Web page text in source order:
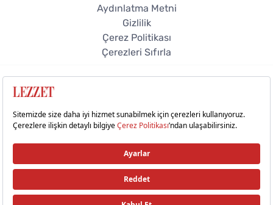
Aydınlatma Metni
Gizlilik
Çerez Politikası
Çerezleri Sıfırla
© 2026 Lezzet Online. Tüm hakları saklıdır.